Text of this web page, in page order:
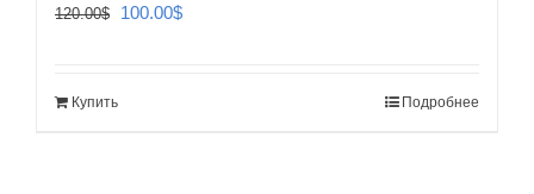
120.00$
Первоначальная
100.00$Текущая
Купить Подробнее